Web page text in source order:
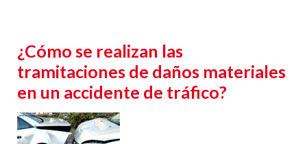
¿Cómo se realizan las
tramitaciones de daños materiales
en un accidente de tráfico?